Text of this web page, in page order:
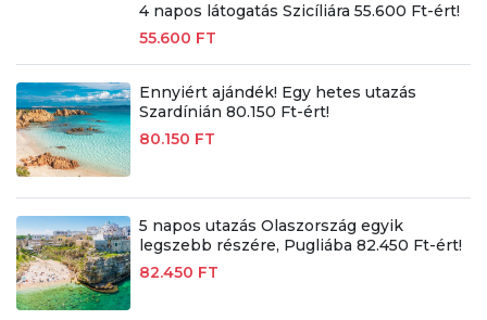
4 napos látogatás Szicíliára 55.600 Ft-ért!
55.600 FT
Ennyiért ajándék! Egy hetes utazás
Szardínián 80.150 Ft-ért!
80.150 FT
5 napos utazás Olaszország egyik
legszebb részére, Pugliába 82.450 Ft-ért!
82.450 FT